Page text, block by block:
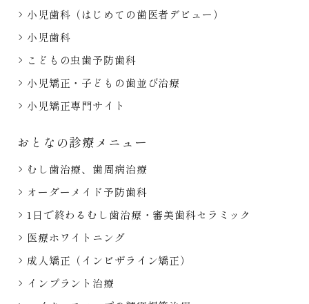
小児歯科（はじめての歯医者デビュー）
小児歯科
こどもの虫歯予防歯科
小児矯正・子どもの歯並び治療
小児矯正専門サイト
おとなの診療メニュー
むし歯治療、歯周病治療
オーダーメイド予防歯科
1日で終わるむし歯治療・審美歯科セラミック
医療ホワイトニング
成人矯正（インビザライン矯正）
インプラント治療